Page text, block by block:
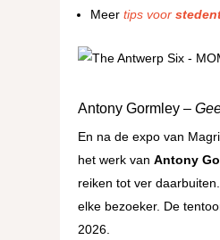
Meertips voor
Antony Gormley –
En na de expo van
het werk vanAntony
reiken tot ver
elke bezoeker. De
2026.